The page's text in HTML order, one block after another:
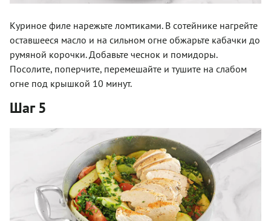
Куриное филе нарежьте ломтиками. В сотейнике нагрейте
оставшееся масло и на сильном огне обжарьте кабачки до
румяной корочки. Добавьте чеснок и помидоры.
Посолите, поперчите, перемешайте и тушите на слабом
огне под крышкой 10 минут.
Шаг 5